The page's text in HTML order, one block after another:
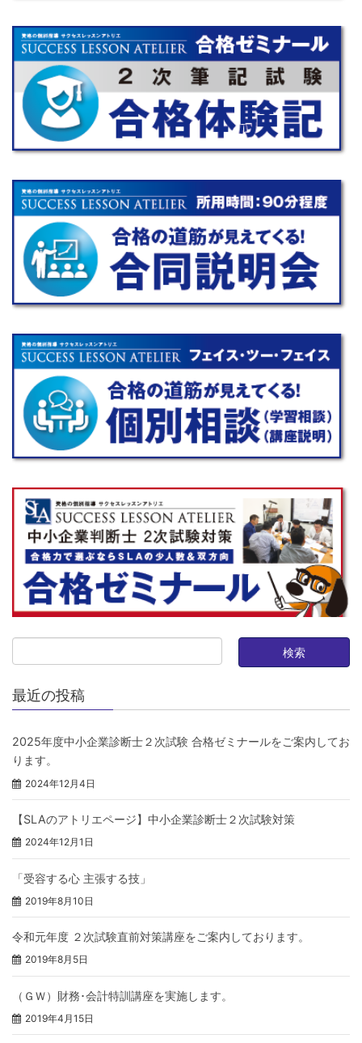
最近の投稿
2025年度中小企業診断士２次試験 合格ゼミナールをご案内してお
ります。
2024年12月4日
【SLAのアトリエページ】中小企業診断士２次試験対策
2024年12月1日
「受容する心 主張する技」
2019年8月10日
令和元年度 ２次試験直前対策講座をご案内しております。
2019年8月5日
（ＧＷ）財務･会計特訓講座を実施します。
2019年4月15日